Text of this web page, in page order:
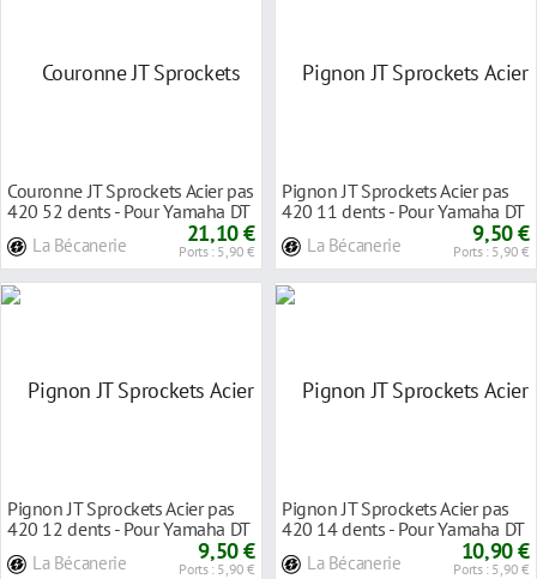
Couronne JT Sprockets Acier pas
420 52 dents - Pour Yamaha DT
La Bécanerie 21,10 €
Ports : 5,90 €
Pignon JT Sprockets Acier pas
420 11 dents - Pour Yamaha DT
La Bécanerie 9,50 €
Ports : 5,90 €
Pignon JT Sprockets Acier pas
420 12 dents - Pour Yamaha DT
La Bécanerie 9,50 €
Ports : 5,90 €
Pignon JT Sprockets Acier pas
420 14 dents - Pour Yamaha DT
La Bécanerie 10,90 €
Ports : 5,90 €